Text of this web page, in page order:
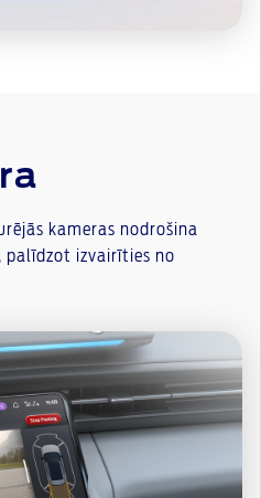
kameras nodrošina
palīdzot izvairīties no